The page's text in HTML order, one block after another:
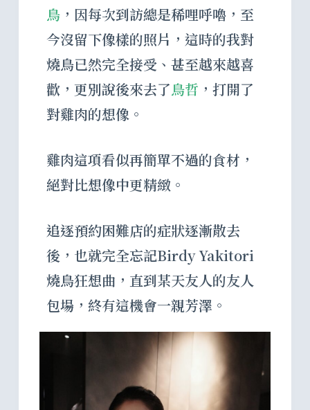
鳥，因每次到訪總是稀哩呼嚕，至
今沒留下像樣的照片，這時的我對
燒鳥已然完全接受、甚至越來越喜
歡，更別說後來去了鳥哲 ，打開了
對雞肉的想像。
雞肉這項看似再簡單不過的食材，
絕對比想像中更精緻。
追逐預約困難店的症狀逐漸散去
後，也就完全忘記Birdy Yakitori
燒鳥狂想曲，直到某天友人的友人
包場，終有這機會一親芳澤。